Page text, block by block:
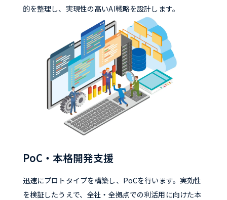
的を整理し、実現性の高いAI戦略を設計します。
PoC・本格開発支援
迅速にプロトタイプを構築し、PoCを行います。実効性
を検証したうえで、全社・全拠点での利活用に向けた本